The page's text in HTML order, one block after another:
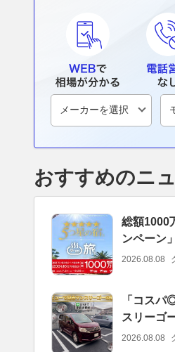
おすすめのニ
総額1000
ンペーン
2026.08.08
「コス
スリーゴ
2026.08.08